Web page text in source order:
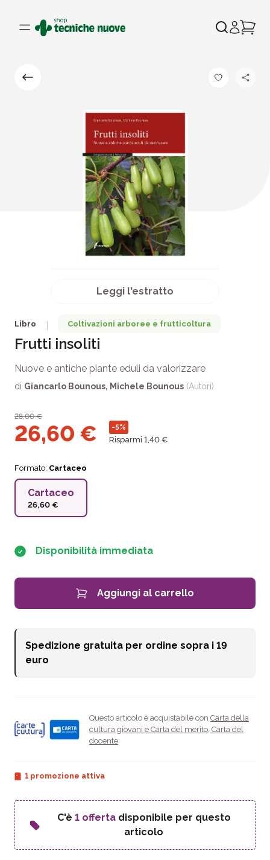
Leggi l'estratto
Libro Coltivazioni arboree e frutticoltura
Frutti insoliti
Nuove e antiche piante eduli da valorizzare
di Giancarlo Bounous, Michele Bounous (Autori)
28,00€
26,60 € -5%
Risparmi 1,40 €
Formato: Cartaceo
Cartaceo
26,60 €
Disponibilità immediata
Aggiungi al carrello
Spedizione gratuita per ordine sopra i 19
euro
Questo articolo è acquistabile con Carta della
cultura giovani e Carta del merito, Carta del
docente
1 promozione attiva
C'è 1 offertadisponibile per questo
articolo